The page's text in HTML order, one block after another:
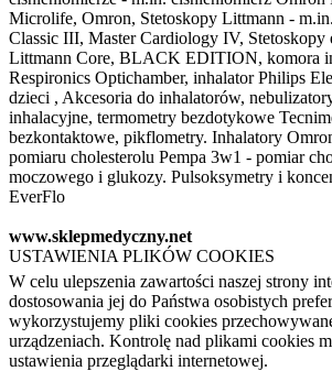
Microlife, Omron, Stetoskopy Littmann -
Classic III, Master Cardiology IV, Stetoskopy
Littmann Core, BLACK EDITION, komora
Respironics Optichamber, inhalator Philips
dzieci , Akcesoria do inhalatorów,
inhalacyjne, termometry bezdotykowe
bezkontaktowe, pikflometry. Inhalatory
pomiaru cholesterolu Pempa 3w1 - pomiar
moczowego i glukozy. Pulsoksymetry i
EverFlo
www.sklepmedyczny.net
USTAWIENIA PLIKÓW COOKIES
W celu ulepszenia zawartości naszej strony
dostosowania jej do Państwa osobistych
wykorzystujemy pliki cookies
urządzeniach. Kontrolę nad plikami cookies
ustawienia przeglądarki internetowej.